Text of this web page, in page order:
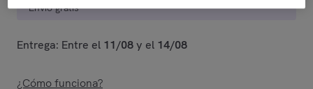
Envío gratis
Entrega: Entre el 11/08y el 14/08
¿Cómo funciona?